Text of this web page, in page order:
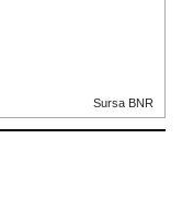
Sursa BNR